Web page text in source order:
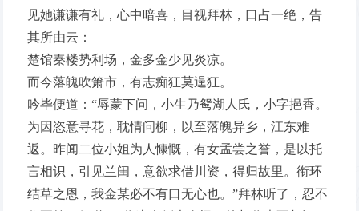
见她谦谦有礼，心中暗喜，目视拜林，口占一绝，告
其所由云：
楚馆秦楼势利场，金多金少见炎凉。
而今落魄吹箫市，有志痴狂莫逞狂。
吟毕便道：“辱蒙下问，小生乃鸳湖人氏，小字挹香。
为因恣意寻花，耽情问柳，以至落魄异乡，江东难
返。昨闻二位小姐为人慷慨，有女孟尝之誉，是以托
言相识，引见兰闺，意欲求借川资，得归故里。衔环
结草之恩，我金某必不有口无心也。”拜林听了，忍不